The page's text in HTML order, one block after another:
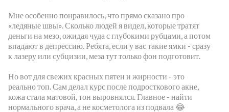
Мне особенно понравилось, что прямо сказано про
«ледяные швы». Сколько людей я видел, которые тратят
деньги на мезо, ожидая чуда с глубокими рубцами, а потом
впадают в депрессию. Ребята, если у вас такие ямки - сразу
к лазеру или субцизии, меза тут только фон подготовит.
Но вот для свежих красных пятен и жирности - это
реально топ. Сам делал курс после подросткового акне,
кожа стала матовой, тон выровнялся. Главное - найти
нормального врача, а не косметолога из подвала 😂